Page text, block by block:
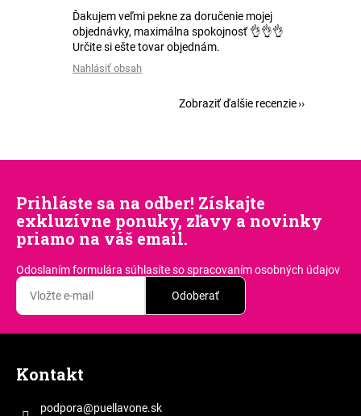
Ďakujem veľmi pekne za doručenie mojej
objednávky, maximálna spokojnosť 👌👌👌
Určite si ešte tovar objednám.
Nahlásiť obsah
Zobraziť ďalšie recenzie
Prihláste sa na odber! Získajte
exkluzívne ponuky, zľavy a novinky
priamo na váš email.
Odoslaním formulára súhlasíteso spracovaním osobných údajov
Odoberať
Kontakt
podpora@puellavone.sk